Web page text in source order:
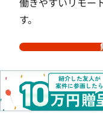
働きやすいリモー
す。